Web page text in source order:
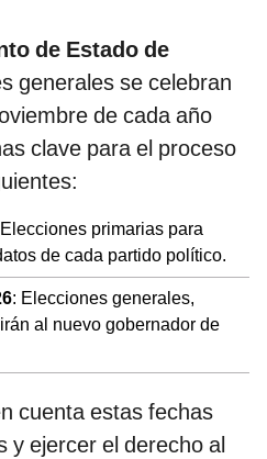
de Estado de
generales se celebran
de cada año
clave para el proceso
primarias para
de cada partido político.
: Elecciones generales,
al nuevo gobernador de
cuenta estas fechas
y ejercer el derecho al